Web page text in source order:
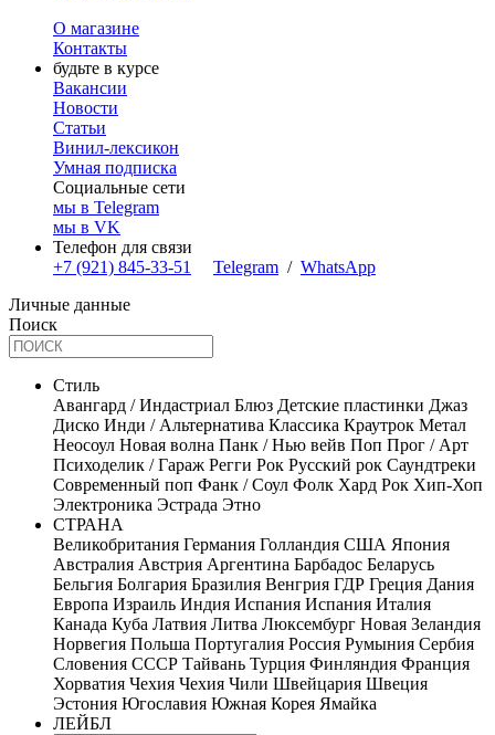
О магазине
Контакты
будьте в курсе
Вакансии
Новости
Статьи
Винил-лексикон
Умная подписка
Социальные сети
мы в Telegram
мы в VK
Телефон для связи
+7 (921) 845-33-51
Telegram / WhatsApp
Личные данные
Поиск
Стиль
Авангард / Индастриал Блюз Детские пластинки Джаз
Диско Инди / Альтернатива Классика Краутрок Метал
Неосоул Новая волна Панк / Нью вейв Поп Прог / Арт
Психоделик / Гараж Регги Рок Русский рок Саундтреки
Современный поп Фанк / Соул Фолк Хард Рок Хип-Хоп
Электроника Эстрада Этно
СТРАНА
Великобритания Германия Голландия США Япония
Австралия Австрия Аргентина Барбадос Беларусь
Бельгия Болгария Бразилия Венгрия ГДР Греция Дания
Европа Израиль Индия Испания Испания Италия
Канада Куба Латвия Литва Люксембург Новая Зеландия
Норвегия Польша Португалия Россия Румыния Сербия
Словения СССР Тайвань Турция Финляндия Франция
Хорватия Чехия Чехия Чили Швейцария Швеция
Эстония Югославия Южная Корея Ямайка
ЛЕЙБЛ